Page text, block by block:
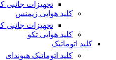
تجهیزات جانبی
کلید هوایی زیمنس
تجهیزات جانبی
کلید هوایی تکو
کلید اتوماتیک
کلید اتوماتیک هیوندای